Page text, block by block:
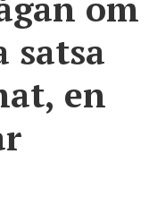
satsa
en